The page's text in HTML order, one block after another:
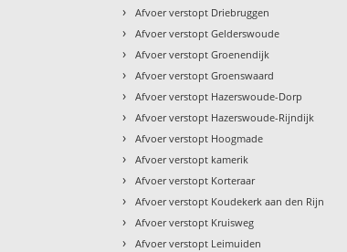
› Afvoer verstopt Driebruggen
› Afvoer verstopt Gelderswoude
› Afvoer verstopt Groenendijk
› Afvoer verstopt Groenswaard
› Afvoer verstopt Hazerswoude-Dorp
› Afvoer verstopt Hazerswoude-Rijndijk
› Afvoer verstopt Hoogmade
› Afvoer verstopt kamerik
› Afvoer verstopt Korteraar
› Afvoer verstopt Koudekerk aan den Rijn
› Afvoer verstopt Kruisweg
› Afvoer verstopt Leimuiden